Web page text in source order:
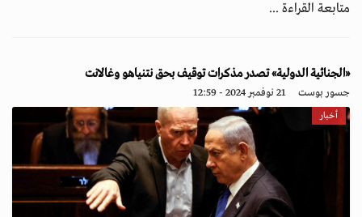
متابعة القراءة ...
«الجنائية الدولية» تصدر مذكرات توقيف بحق نتنياهو وغالانت
جسور بوست 21 نوفمبر 2024 - 12:59
أخبار